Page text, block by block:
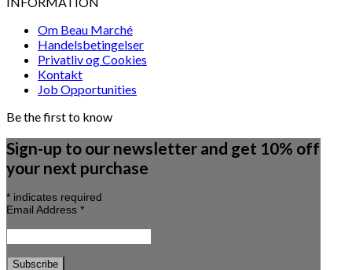
Om Beau Marché
Handelsbetingelser
Privatliv og Cookies
Kontakt
Job Opportunities
Be the first to know
Sign-up to our newsletter and get 10% off
your next purchase
* indicates required
Email Address *